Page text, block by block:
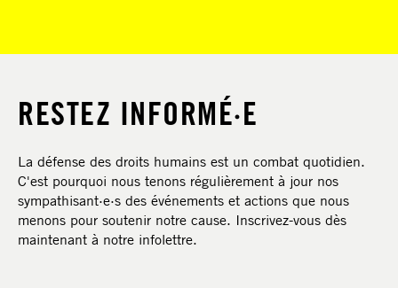
RESTEZ INFORMÉ·E
La défense des droits humains est un combat quotidien.
C'est pourquoi nous tenons régulièrement à jour nos
sympathisant·e·s des événements et actions que nous
menons pour soutenir notre cause. Inscrivez-vous dès
maintenant à notre infolettre.